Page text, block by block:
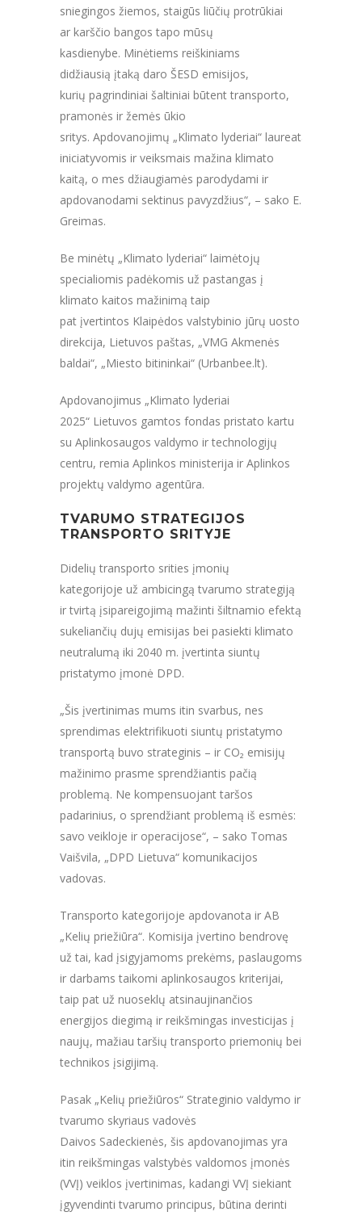
sniegingos žiemos, staigūs liūčių protrūkiai
ar karščio bangos tapo mūsų
kasdienybe. Minėtiems reiškiniams
didžiausią įtaką daro ŠESD emisijos,
kurių pagrindiniai šaltiniai būtent transporto,
pramonės ir žemės ūkio
sritys. Apdovanojimų „Klimato lyderiai“ laureatai realiomis
iniciatyvomis ir veiksmais mažina klimato
kaitą, o mes džiaugiamės parodydami ir
apdovanodami sektinus pavyzdžius“, – sako E.
Greimas.
Be minėtų „Klimato lyderiai“ laimėtojų
specialiomis padėkomis už pastangas į
klimato kaitos mažinimą taip
pat įvertintos Klaipėdos valstybinio jūrų uosto
direkcija, Lietuvos paštas, „VMG Akmenės
baldai“, „Miesto bitininkai“ (Urbanbee.lt).
Apdovanojimus „Klimato lyderiai
2025“ Lietuvos gamtos fondas pristato kartu
su Aplinkosaugos valdymo ir technologijų
centru, remia Aplinkos ministerija ir Aplinkos
projektų valdymo agentūra.
TVARUMO STRATEGIJOS
TRANSPORTO SRITYJE
Didelių transporto srities įmonių
kategorijoje už ambicingą tvarumo strategiją
ir tvirtą įsipareigojimą mažinti šiltnamio efektą
sukeliančių dujų emisijas bei pasiekti klimato
neutralumą iki 2040 m. įvertinta siuntų
pristatymo įmonė DPD.
„Šis įvertinimas mums itin svarbus, nes
sprendimas elektrifikuoti siuntų pristatymo
transportą buvo strateginis – ir CO₂ emisijų
mažinimo prasme sprendžiantis pačią
problemą. Ne kompensuojant taršos
padarinius, o sprendžiant problemą iš esmės:
savo veikloje ir operacijose“, – sako Tomas
Vaišvila, „DPD Lietuva“ komunikacijos
vadovas.
Transporto kategorijoje apdovanota ir AB
„Kelių priežiūra“. Komisija įvertino bendrovę
už tai, kad įsigyjamoms prekėms, paslaugoms
ir darbams taikomi aplinkosaugos kriterijai,
taip pat už nuoseklų atsinaujinančios
energijos diegimą ir reikšmingas investicijas į
naujų, mažiau taršių transporto priemonių bei
technikos įsigijimą.
Pasak „Kelių priežiūros“ Strateginio valdymo ir
tvarumo skyriaus vadovės
Daivos Sadeckienės, šis apdovanojimas yra
itin reikšmingas valstybės valdomos įmonės
(VVĮ) veiklos įvertinimas, kadangi VVĮ siekiant
įgyvendinti tvarumo principus, būtina derinti